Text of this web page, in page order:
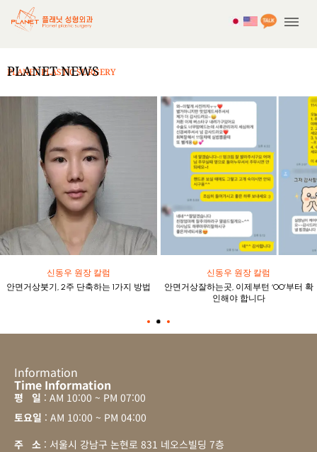
PLANET PLASTIC SURGERY
PLANET NEWS
신동우 원장 칼럼
안면거상붓기, 2주 단축하는 1가지 방법
신동우 원장 칼럼
안면거상잘하는곳, 이제부턴 ‘OO’부터 확
인해야 합니다
Information
Time Information
평 일 : AM 10:00 ~ PM 07:00
토요일 : AM 10:00 ~ PM 04:00
주 소 : 서울시 강남구 논현로 831 네오스빌딩 7층